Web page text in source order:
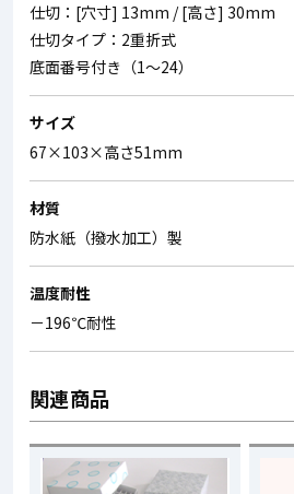
仕切：[穴寸] 13mm / [高さ] 30mm
仕切タイプ：2重折式
底面番号付き（1～24）
サイズ
67×103×高さ51mm
材質
防水紙（撥水加工）製
温度耐性
－196℃耐性
関連商品